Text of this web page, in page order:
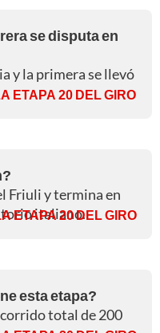
se disputa en
y la primera se llevó
ETAPA 20 DEL GIRO
Friuli y termina en
italiano.
ETAPA 20 DEL GIRO
esta etapa?
total de 200